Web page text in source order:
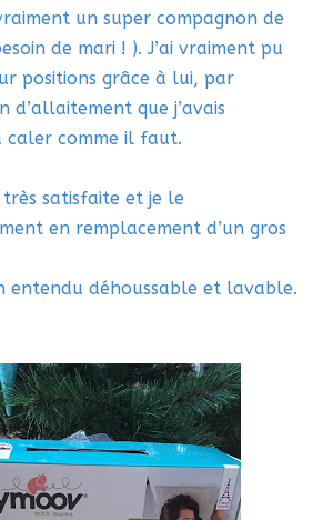
un super compagnon de
de mari ! ). J’ai vraiment pu
positions grâce à lui, par
d’allaitement que j’avais
caler comme il faut.
très satisfaite et je le
en remplacement d’un gros
entendu déhoussable et lavable.